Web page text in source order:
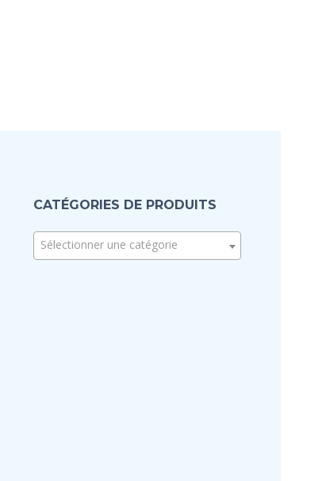
CATÉGORIES DE PRODUITS
Sélectionner une catégorie